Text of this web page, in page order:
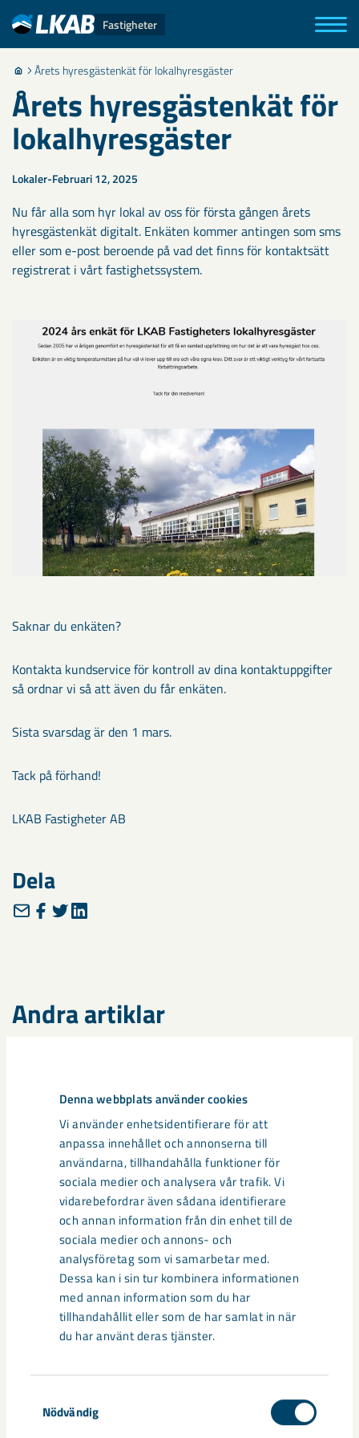
Denna webbplats använder cookies
Vi använder enhetsidentifierare för att
anpassa innehållet och annonserna till
användarna, tillhandahålla funktioner för
sociala medier och analysera vår trafik. Vi
vidarebefordrar även sådana identifierare
och annan information från din enhet till de
sociala medier och annons- och
analysföretag som vi samarbetar med.
Dessa kan i sin tur kombinera informationen
med annan information som du har
tillhandahållit eller som de har samlat in när
du har använt deras tjänster.
Nödvändig
Fastigheter
Årets hyresgästenkät för lokalhyresgäster
Årets hyresgästenkät för
lokalhyresgäster
Lokaler Februari 12, 2025
Nu får alla som hyr lokal av oss för första gången årets
hyresgästenkät digitalt. Enkäten kommer antingen som sms
eller som e-post beroende på vad det finns för kontaktsätt
registrerat i vårt fastighetssystem.
Saknar du enkäten?
Kontakta kundservice för kontroll av dina kontaktuppgifter
så ordnar vi så att även du får enkäten.
Sista svarsdag är den 1 mars.
Tack på förhand!
LKAB Fastigheter AB
Dela
Andra artiklar
Snart dags för inflyttning på
Vägmästaren
På Hedenområdet i Gällivare växer kvarteret Vägmästaren